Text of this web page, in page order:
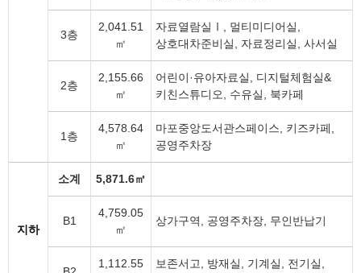
3층
2,041.51
㎡
자료열람실Ⅰ, 멀티미디어실,
상호대차준비실, 자료정리실, 사서실
2층
2,155.66
㎡
어린이·유아자료실, 디지털체험실&
키친스튜디오, 수유실, 북카페
1층
4,578.64
㎡
마포중앙도서관스페이스, 키즈카페,
공영주차장
지하
소계 5,871.6㎡
B1
4,759.05
㎡
상가구역, 공영주차장, 무인반납기
1,112.55 보존서고, 방재실, 기계실, 전기실,